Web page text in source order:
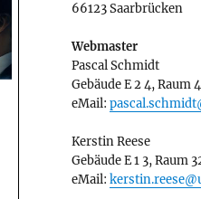
66123 Saarbrücken
Webmaster
Pascal Schmidt
Gebäude E 2 4, Raum
eMail:
Kerstin Reese
Gebäude E 1 3, Raum
eMail: